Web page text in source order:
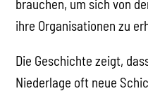
brauchen, um sich von
ihre Organisationen zu
Die Geschichte zeigt,
Niederlage oft neue